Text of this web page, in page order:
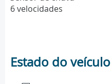
6 velocidades
Estado do veículo